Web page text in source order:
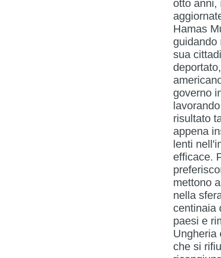
otto anni,
Hamas
guidando
sua
governo
risultato
appena
lenti
efficace.
mettono
nella
centinaia
paesi e
Ungheria
che si